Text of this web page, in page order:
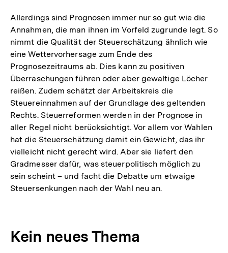
der
Fußnote
Allerdings sind Prognosen immer nur so gut wie die
Annahmen, die man ihnen im Vorfeld zugrunde legt. So
nimmt die Qualität der Steuerschätzung ähnlich wie
eine Wettervorhersage zum Ende des
Prognosezeitraums ab. Dies kann zu positiven
Überraschungen führen oder aber gewaltige Löcher
reißen. Zudem schätzt der Arbeitskreis die
Steuereinnahmen auf der Grundlage des geltenden
Rechts. Steuerreformen werden in der Prognose in
aller Regel nicht berücksichtigt. Vor allem vor Wahlen
hat die Steuerschätzung damit ein Gewicht, das ihr
vielleicht nicht gerecht wird. Aber sie liefert den
Gradmesser dafür, was steuerpolitisch möglich zu
sein scheint – und facht die Debatte um etwaige
Steuersenkungen nach der Wahl neu an.
Kein neues Thema